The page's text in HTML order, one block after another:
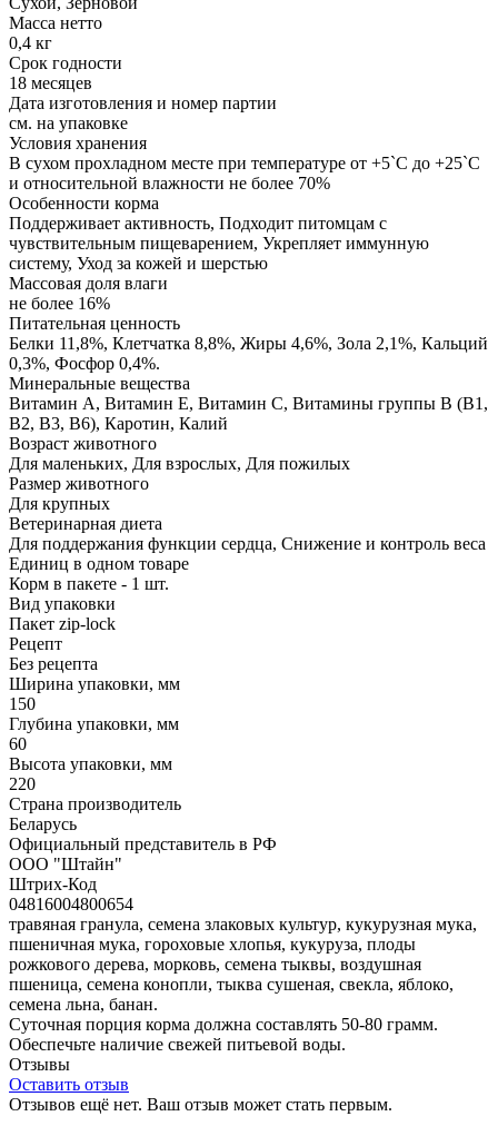
Масса нетто
0,4 кг
Срок годности
18 месяцев
Дата изготовления и номер партии
см. на упаковке
Условия хранения
В сухом прохладном месте при температуре от +5`С до +25`С
и относительной влажности не более 70%
Особенности корма
Поддерживает активность, Подходит питомцам с
чувствительным пищеварением, Укрепляет иммунную
систему, Уход за кожей и шерстью
Массовая доля влаги
не более 16%
Питательная ценность
Белки 11,8%, Клетчатка 8,8%, Жиры 4,6%, Зола 2,1%, Кальций
0,3%, Фосфор 0,4%.
Минеральные вещества
Витамин А, Витамин Е, Витамин С, Витамины группы В (В1,
В2, В3, В6), Каротин, Калий
Возраст животного
Для маленьких, Для взрослых, Для пожилых
Размер животного
Для крупных
Ветеринарная диета
Для поддержания функции сердца, Снижение и контроль веса
Единиц в одном товаре
Корм в пакете - 1 шт.
Вид упаковки
Пакет zip-lock
Рецепт
Без рецепта
Ширина упаковки, мм
150
Глубина упаковки, мм
60
Высота упаковки, мм
220
Страна производитель
Беларусь
Официальный представитель в РФ
ООО "Штайн"
Штрих-Код
04816004800654
травяная гранула, семена злаковых культур, кукурузная мука,
пшеничная мука, гороховые хлопья, кукуруза, плоды
рожкового дерева, морковь, семена тыквы, воздушная
пшеница, семена конопли, тыква сушеная, свекла, яблоко,
семена льна, банан.
Суточная порция корма должна составлять 50-80 грамм.
Обеспечьте наличие свежей питьевой воды.
Отзывы
Оставить отзыв
Отзывов ещё нет. Ваш отзыв может стать первым.